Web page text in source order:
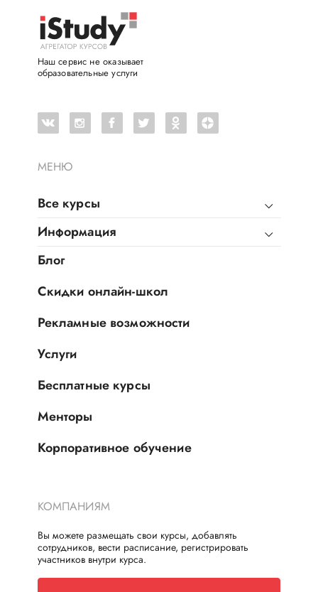
МЕНЮ
Все курсы
Информация
Блог
Скидки онлайн-школ
Рекламные возможности
Услуги
Бесплатные курсы
Менторы
Корпоративное обучение
Наш сервис не оказывает
образовательные услуги
КОМПАНИЯМ
Вы можете размещать свои курсы, добавлять
сотрудников, вести расписание, регистрировать
участников внутри курса.